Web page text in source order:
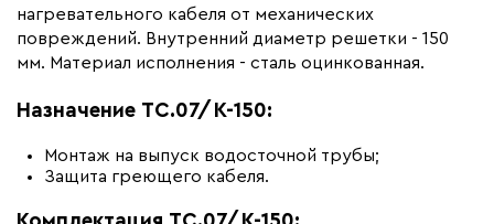
Коллекция
Крепежные изделия для
водостоков (ТС)
Материал
нагревательного кабеля от механических
повреждений. Внутренний диаметр решетки - 150
мм. Материал исполнения - сталь оцинкованная.
Назначение ТС.07/К-150:
Монтаж на выпуск водосточной трубы;
Защита греющего кабеля.